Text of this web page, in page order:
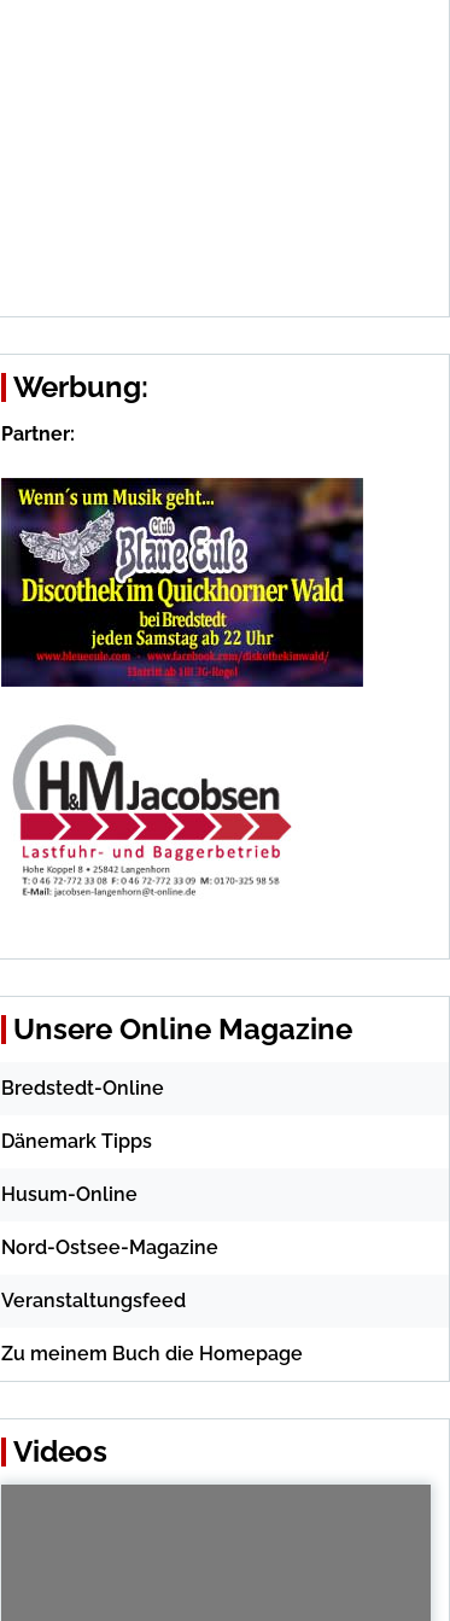
Werbung:
Partner:
Unsere Online Magazine
Bredstedt-Online
Dänemark Tipps
Husum-Online
Nord-Ostsee-Magazine
Veranstaltungsfeed
Zu meinem Buch die Homepage
Videos